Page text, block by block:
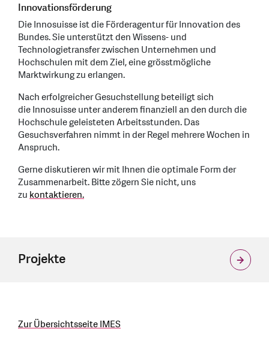
Innovationsförderung
Die Innosuisse ist die Förderagentur für Innovation des
Bundes. Sie unterstützt den Wissens- und
Technologietransfer zwischen Unternehmen und
Hochschulen mit dem Ziel, eine grösstmögliche
Marktwirkung zu erlangen.
Nach erfolgreicher Gesuchstellung beteiligt sich
die Innosuisse unter anderem finanziell an den durch die
Hochschule geleisteten Arbeitsstunden. Das
Gesuchsverfahren nimmt in der Regel mehrere Wochen in
Anspruch.
Gerne diskutieren wir mit Ihnen die optimale Form der
Zusammenarbeit. Bitte zögern Sie nicht, uns
zu kontaktieren.
Projekte
Zur Übersichtsseite IMES